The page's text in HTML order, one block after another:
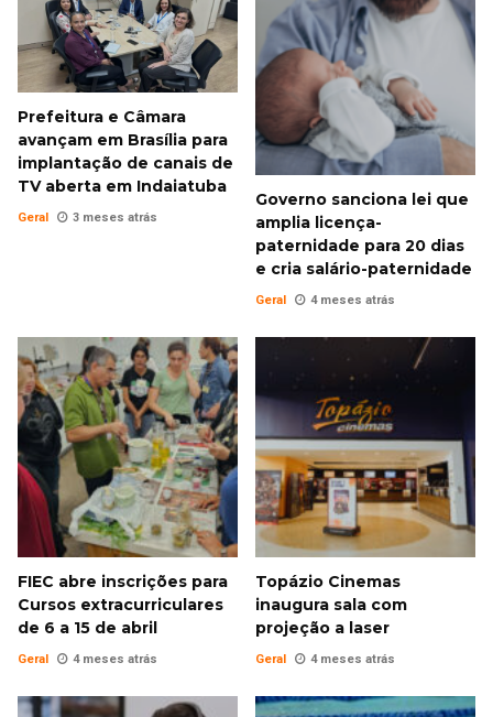
Prefeitura e Câmara
avançam em Brasília para
implantação de canais de
TV aberta em Indaiatuba
Geral 3 meses atrás
Governo sanciona lei que
amplia licença-
paternidade para 20 dias
e cria salário-paternidade
Geral 4 meses atrás
FIEC abre inscrições para
Cursos extracurriculares
de 6 a 15 de abril
Geral 4 meses atrás
Topázio Cinemas
inaugura sala com
projeção a laser
Geral 4 meses atrás